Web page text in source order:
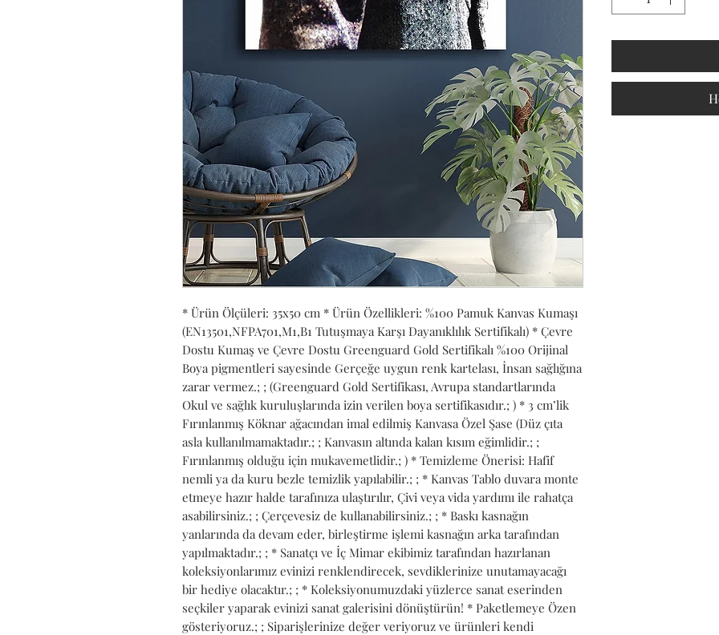
* Ürün Ölçüleri: 35x50 cm * Ürün Özellikleri: %100 Pamuk Kanvas Kumaşı
(EN13501,NFPA701,M1,B1 Tutuşmaya Karşı Dayanıklılık Sertifikalı) * Çevre
Dostu Kumaş ve Çevre Dostu Greenguard Gold Sertifikalı %100 Orijinal
Boya pigmentleri sayesinde Gerçeğe uygun renk kartelası, İnsan sağlığına
zarar vermez.; ; (Greenguard Gold Sertifikası, Avrupa standartlarında
Okul ve sağlık kuruluşlarında izin verilen boya sertifikasıdır.; ) * 3 cm’lik
Fırınlanmış Köknar ağacından imal edilmiş Kanvasa Özel Şase (Düz çıta
asla kullanılmamaktadır.; ; Kanvasın altında kalan kısım eğimlidir.; ;
Fırınlanmış olduğu için mukavemetlidir.; ) * Temizleme Önerisi: Hafif
nemli ya da kuru bezle temizlik yapılabilir.; ; * Kanvas Tablo duvara monte
etmeye hazır halde tarafınıza ulaştırılır, Çivi veya vida yardımı ile rahatça
asabilirsiniz.; ; Çerçevesiz de kullanabilirsiniz.; ; * Baskı kasnağın
yanlarında da devam eder, birleştirme işlemi kasnağın arka tarafından
yapılmaktadır.; ; * Sanatçı ve İç Mimar ekibimiz tarafından hazırlanan
koleksiyonlarımız evinizi renklendirecek, sevdiklerinize unutamayacağı
bir hediye olacaktır.; ; * Koleksiyonumuzdaki yüzlerce sanat eserinden
seçkiler yaparak evinizi sanat galerisini dönüştürün! * Paketlemeye Özen
gösteriyoruz.; ; Siparişlerinize değer veriyoruz ve ürünleri kendi